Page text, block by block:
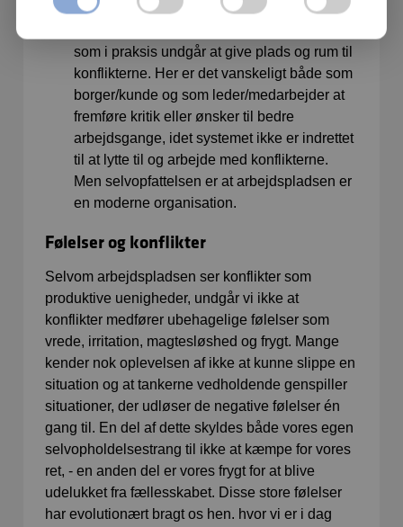
En tredje udgave ses på de arbejdspladser
som i praksis undgår at give plads og rum til
konflikterne. Her er det vanskeligt både som
borger/kunde og som leder/medarbejder at
fremføre kritik eller ønsker til bedre
arbejdsgange, idet systemet ikke er indrettet
til at lytte til og arbejde med konflikterne.
Men selvopfattelsen er at arbejdspladsen er
en moderne organisation.
Følelser og konflikter
Selvom arbejdspladsen ser konflikter som
produktive uenigheder, undgår vi ikke at
konflikter medfører ubehagelige følelser som
vrede, irritation, magtesløshed og frygt. Mange
kender nok oplevelsen af ikke at kunne slippe en
situation og at tankerne vedholdende genspiller
situationer, der udløser de negative følelser én
gang til. En del af dette skyldes både vores egen
selvopholdelsestrang til ikke at kæmpe for vores
ret, - en anden del er vores frygt for at blive
udelukket fra fællesskabet. Disse store følelser
har evolutionært bragt os hen. hvor vi er i dag